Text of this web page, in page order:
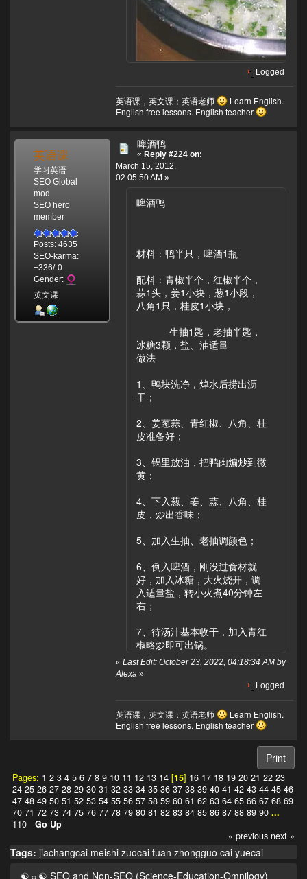
Logged
英语课，英文课；英语老师
Learn English.
English free lessons. English teacher
英语课
学习英语
SEO Global
mod
SEO hero
member
Posts: 4635
SEO-karma:
+336/-0
Gender:
英文课
啤酒鸭
« Reply #224 on:
March 15, 2012,
02:05:50 AM »
啤酒鸭
材料：鸭半只，啤酒1瓶
配料：青椒半个，红椒半个，
蒜1头，姜1小块，葱1小段，
八角1只，桂皮1小块，
生抽1匙，老抽半匙，
冰糖3颗，盐、油适量
做法
1、鸭块洗净，焯水后捞出沥
干；
2、姜葱蒜、青红椒、八角、桂
皮准备好；
3、锅里放油，把鸭肉煸炒到微
黄；
4、下入葱、姜、蒜、八角、桂
皮，炒出香味；
5、加入生抽、老抽调颜色；
6、倒入啤酒，刚没过食材就
好，加入冰糖，大火烧开，调
入适量盐，转小火煮40分钟左
右；
7、待汤汁基本收干，加入青红
椒略炒即可出锅。
« Last Edit: October 23, 2022, 04:18:34 AM by
Alexa »
Logged
英语课，英文课；英语老师
Learn English.
English free lessons. English teacher
Print
Pages: 1 2 3 4 5 6 7 8 9 10 11 12 13 14[15] 16 17 18 19 20 21 22 23
24 25 26 27 28 29 30 31 32 33 34 35 36 37 38 39 40 41 42 43 44 45 46
47 48 49 50 51 52 53 54 55 56 57 58 59 60 61 62 63 64 65 66 67 68 69
70 71 72 73 74 75 76 77 78 79 80 81 82 83 84 85 86 87 88 89 90 ...
110
Go Up
« previous next »
Tags: jiachangcai meishi zuocai tuan zhongguo cai yuecai
☯☼☯ SEO and Non-SEO (Science-Education-Omnilogy)